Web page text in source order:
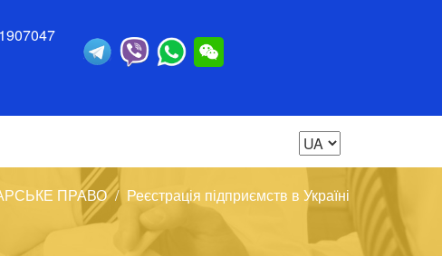
ПРАВО Реєстрація підприємств в Україні